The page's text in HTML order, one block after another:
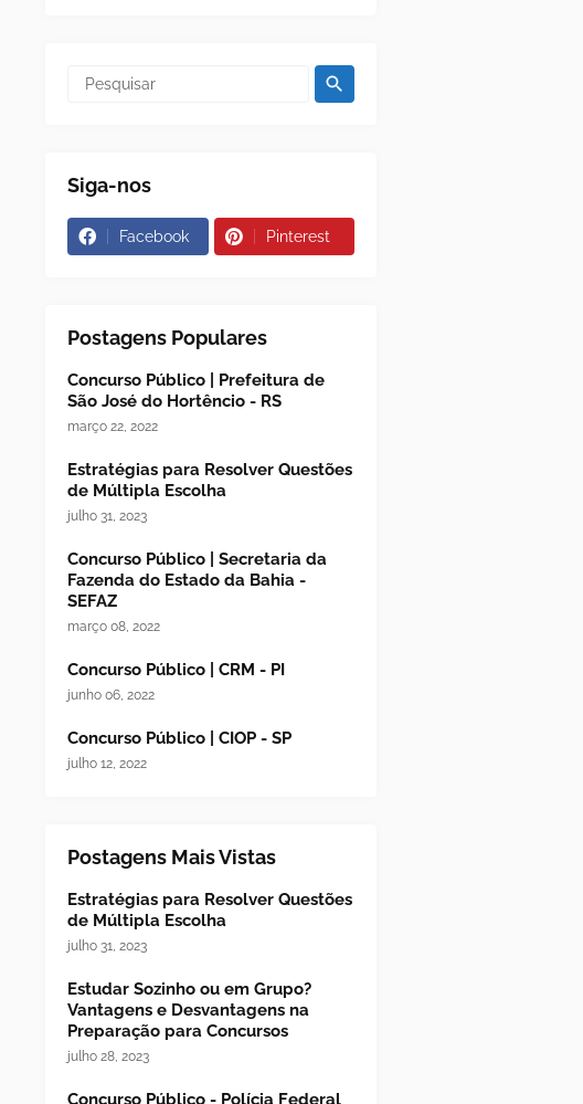
Siga-nos
Facebook Pinterest
Postagens Populares
Concurso Público | Prefeitura de
São José do Hortêncio - RS
março 22, 2022
Estratégias para Resolver Questões
de Múltipla Escolha
julho 31, 2023
Concurso Público | Secretaria da
Fazenda do Estado da Bahia -
SEFAZ
março 08, 2022
Concurso Público | CRM - PI
junho 06, 2022
Concurso Público | CIOP - SP
julho 12, 2022
Postagens Mais Vistas
Estratégias para Resolver Questões
de Múltipla Escolha
julho 31, 2023
Estudar Sozinho ou em Grupo?
Vantagens e Desvantagens na
Preparação para Concursos
julho 28, 2023
Concurso Público - Polícia Federal